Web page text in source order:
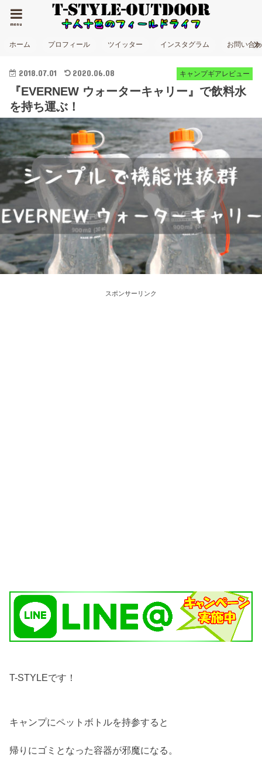
menu
ホーム プロフィール ツイッター インスタグラム お問い合
キャンプギアレビュー
2018.07.01 2020.06.08
『EVERNEW ウォーターキャリー』で飲料水
を持ち運ぶ！
スポンサーリンク
T-STYLEです！
キャンプにペットボトルを持参すると
帰りにゴミとなった容器が邪魔になる。